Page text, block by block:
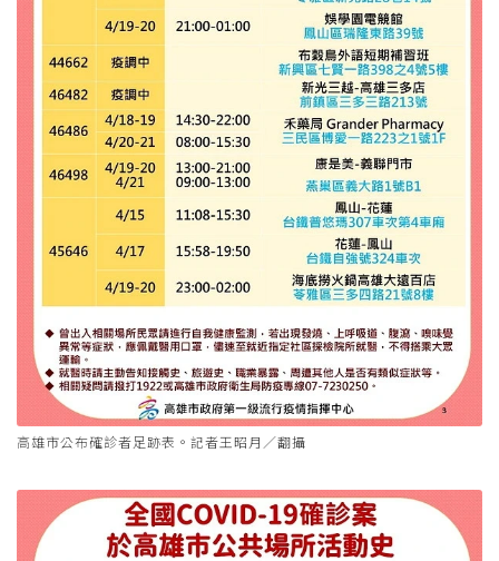
高雄市公布確診者足跡表。記者王昭月／翻攝